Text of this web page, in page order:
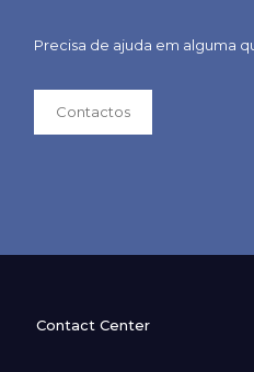
Precisa de ajuda em alguma
Contactos
Contact Center